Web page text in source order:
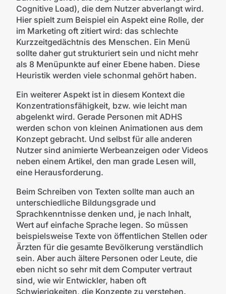
Cognitive Load), die dem Nutzer abverlangt wird.
Hier spielt zum Beispiel ein Aspekt eine Rolle, der
im Marketing oft zitiert wird: das schlechte
Kurzzeitgedächtnis des Menschen. Ein Menü
sollte daher gut strukturiert sein und nicht mehr
als 8 Menüpunkte auf einer Ebene haben. Diese
Heuristik werden viele schonmal gehört haben.
Ein weiterer Aspekt ist in diesem Kontext die
Konzentrationsfähigkeit, bzw. wie leicht man
abgelenkt wird. Gerade Personen mit ADHS
werden schon von kleinen Animationen aus dem
Konzept gebracht. Und selbst für alle anderen
Nutzer sind animierte Werbeanzeigen oder Videos
neben einem Artikel, den man grade Lesen will,
eine Herausforderung.
Beim Schreiben von Texten sollte man auch an
unterschiedliche Bildungsgrade und
Sprachkenntnisse denken und, je nach Inhalt,
Wert auf einfache Sprache legen. So müssen
beispielsweise Texte von öffentlichen Stellen oder
Ärzten für die gesamte Bevölkerung verständlich
sein. Aber auch ältere Personen oder Leute, die
eben nicht so sehr mit dem Computer vertraut
sind, wie wir Entwickler, haben oft
Schwierigkeiten, die Konzepte zu verstehen.